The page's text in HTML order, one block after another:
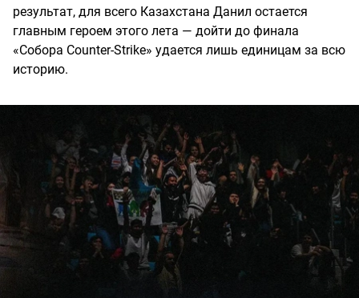
результат, для всего Казахстана Данил остается
главным героем этого лета — дойти до финала
«Собора Counter-Strike» удается лишь единицам за всю
историю.